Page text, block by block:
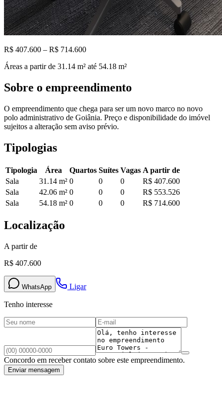
R$ 407.600 – R$ 714.600
Áreas a partir de 31.14 m² até 54.18 m²
Sobre o empreendimento
O empreendimento que chega para ser um novo marco no novo
polo administrativo de Goiânia. Preço e disponibilidade do imóvel
sujeitos a alteração sem aviso prévio.
Tipologias
Tipologia Área Quartos Suítes Vagas A partir de
Sala
31.14 m² 0 0 0
R$ 407.600
Sala
42.06 m² 0 0 0
R$ 553.526
Sala
54.18 m² 0 0 0 R$ 714.600
Localização
A partir de
R$ 407.600
WhatsApp Ligar
Tenho interesse
Concordo em receber contato sobre este empreendimento.
Enviar mensagem